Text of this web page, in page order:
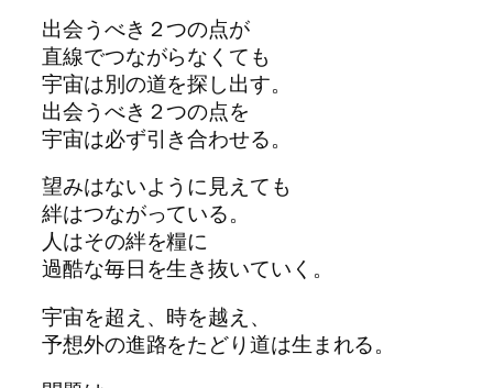
出会うべき２つの点が
直線でつながらなくても
宇宙は別の道を探し出す。
出会うべき２つの点を
宇宙は必ず引き合わせる。
望みはないように見えても
絆はつながっている。
人はその絆を糧に
過酷な毎日を生き抜いていく。
宇宙を超え、時を越え、
予想外の進路をたどり道は生まれる。